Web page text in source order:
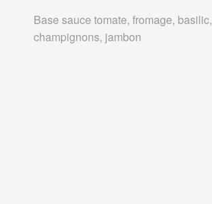
Base sauce tomate, fromage, basilic,
champignons, jambon